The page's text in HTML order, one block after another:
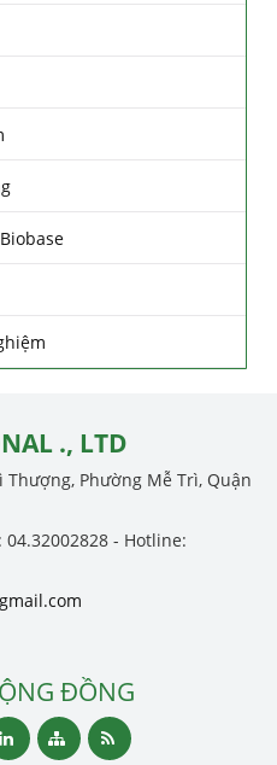
., LTD
Phường Mễ Trì, Quận
- Hotline:
ĐỒNG